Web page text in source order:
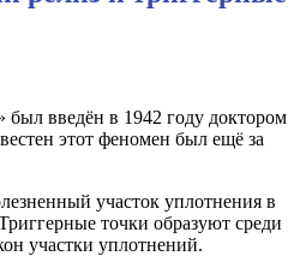
был введён в 1942 году доктором
этот феномен был ещё за
участок уплотнения в
точки образуют среди
участки уплотнений.